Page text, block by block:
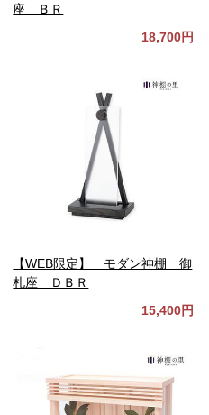
座 ＢＲ
18,700円
【WEB限定】 モダン神棚 御
札座 ＤＢＲ
15,400円